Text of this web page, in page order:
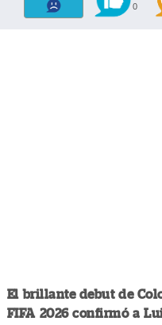
0
El brillante debut de
FIFA 2026 confirmó a